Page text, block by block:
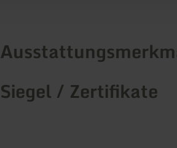
Siegel / Zertifikate